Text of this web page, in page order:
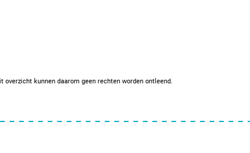
kunnen daarom geen rechten worden ontleend.